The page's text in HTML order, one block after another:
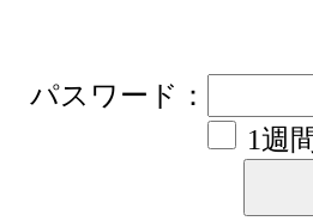
パスワード：
1週